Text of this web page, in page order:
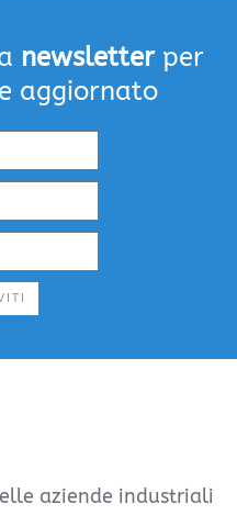
newsletterper
aggiornato
aziende industriali